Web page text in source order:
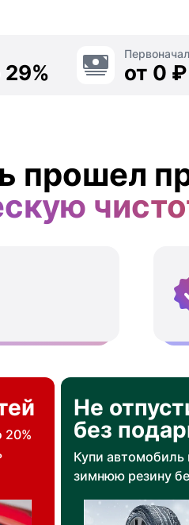
29% от 0 ₽
прошел
20%
Не
без
Купи автомобиль
зимнюю резину